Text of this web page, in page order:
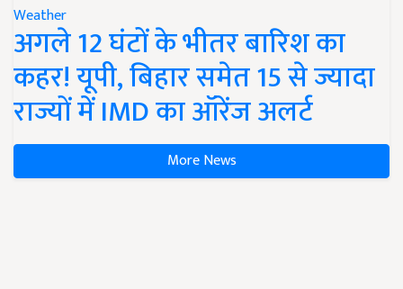
Weather
अगले 12 घंटों के भीतर बारिश का
कहर! यूपी, बिहार समेत 15 से ज्यादा
राज्यों में IMD का ऑरेंज अलर्ट
More News